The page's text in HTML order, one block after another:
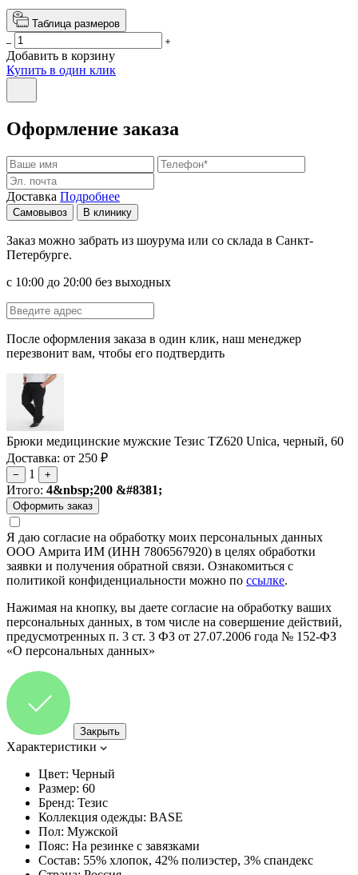
Таблица размеров
Добавить в корзину
Купить в один клик
Оформление заказа
Доставка Подробнее
Самовывоз В клинику
Заказ можно забрать из шоурума или со склада в Санкт-
Петербурге.
с 10:00 до 20:00 без выходных
После оформления заказа в один клик, наш менеджер
перезвонит вам, чтобы его подтвердить
Брюки медицинские мужские Тезис TZ620 Unica, черный, 60
Доставка: от 250 ₽
− 1 +
Итого: 4&nbsp;200 &#8381;
Я даю согласие на обработку моих персональных данных
ООО Амрита ИМ (ИНН 7806567920) в целях обработки
заявки и получения обратной связи. Ознакомиться с
политикой конфиденциальности можно по ссылке.
Нажимая на кнопку, вы даете согласие на обработку ваших
персональных данных, в том числе на совершение действий,
предусмотренных п. 3 ст. 3 ФЗ от 27.07.2006 года № 152-ФЗ
«О персональных данных»
Закрыть
Характеристики
Цвет: Черный
Размер: 60
Бренд: Тезис
Коллекция одежды: BASE
Пол: Мужской
Пояс: На резинке с завязками
Состав: 55% хлопок, 42% полиэстер, 3% спандекс